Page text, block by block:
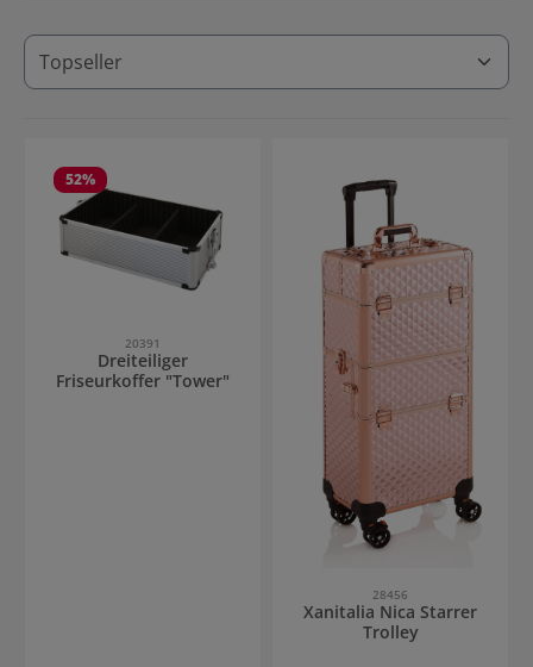
52%
20391
Dreiteiliger
Friseurkoffer "Tower"
28456
Xanitalia Nica Starrer
Trolley